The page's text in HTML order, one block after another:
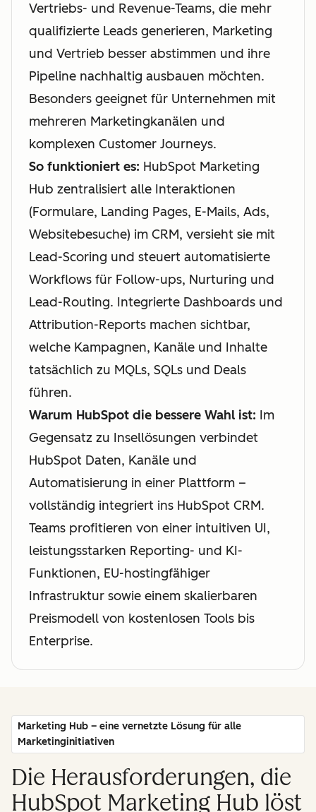
Vertriebs- und Revenue-Teams, die mehr
qualifizierte Leads generieren, Marketing
und Vertrieb besser abstimmen und ihre
Pipeline nachhaltig ausbauen möchten.
Besonders geeignet für Unternehmen mit
mehreren Marketingkanälen und
komplexen Customer Journeys.
So funktioniert es: HubSpot Marketing
Hub zentralisiert alle Interaktionen
(Formulare, Landing Pages, E-Mails, Ads,
Websitebesuche) im CRM, versieht sie mit
Lead-Scoring und steuert automatisierte
Workflows für Follow-ups, Nurturing und
Lead-Routing. Integrierte Dashboards und
Attribution-Reports machen sichtbar,
welche Kampagnen, Kanäle und Inhalte
tatsächlich zu MQLs, SQLs und Deals
führen.
Warum HubSpot die bessere Wahl ist: Im
Gegensatz zu Insellösungen verbindet
HubSpot Daten, Kanäle und
Automatisierung in einer Plattform –
vollständig integriert ins HubSpot CRM.
Teams profitieren von einer intuitiven UI,
leistungsstarken Reporting- und KI-
Funktionen, EU-hostingfähiger
Infrastruktur sowie einem skalierbaren
Preismodell von kostenlosen Tools bis
Enterprise.
Marketing Hub – eine vernetzte Lösung für alle
Marketinginitiativen
Die Herausforderungen, die
HubSpot Marketing Hub löst